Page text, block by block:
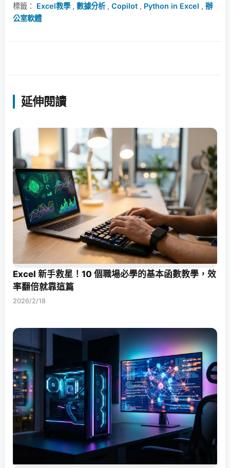
標籤： Excel教學, 數據分析, Copilot , Python in Excel , 辦
公室軟體
延伸閱讀
Excel 新手救星！10 個職場必學的基本函數教學，效
率翻倍就靠這篇
2026/2/18